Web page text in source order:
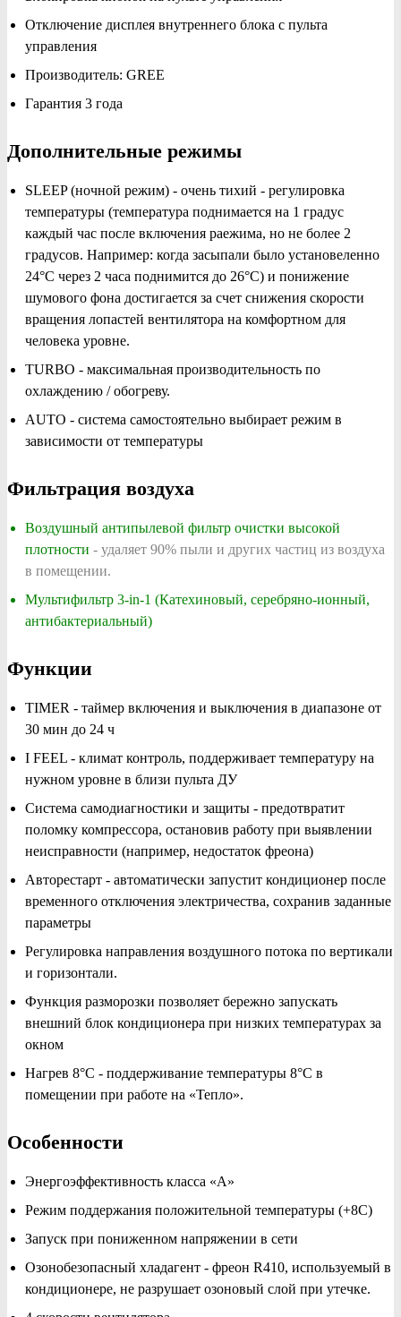
Отключение дисплея внутреннего блока с пульта
управления
Производитель: GREE
Гарантия 3 года
Дополнительные режимы
SLEEP (ночной режим) - очень тихий - регулировка
температуры (температура поднимается на 1 градус
каждый час после включения раежима, но не более 2
градусов. Например: когда засыпали было установеленно
24°C через 2 часа поднимится до 26°C) и понижение
шумового фона достигается за счет снижения скорости
вращения лопастей вентилятора на комфортном для
человека уровне.
TURBO - максимальная производительность по
охлаждению / обогреву.
AUTO - система самостоятельно выбирает режим в
зависимости от температуры
Фильтрация воздуха
Воздушный антипылевой фильтр очистки высокой
плотности - удаляет 90% пыли и других частиц из воздуха
в помещении.
Мультифильтр 3-in-1 (Катехиновый, серебряно-ионный,
антибактериальный)
Функции
TIMER - таймер включения и выключения в диапазоне от
30 мин до 24 ч
I FEEL - климат контроль, поддерживает температуру на
нужном уровне в близи пульта ДУ
Система самодиагностики и защиты - предотвратит
поломку компрессора, остановив работу при выявлении
неисправности (например, недостаток фреона)
Авторестарт - автоматически запустит кондиционер после
временного отключения электричества, сохранив заданные
параметры
Регулировка направления воздушного потока по вертикали
и горизонтали.
Функция разморозки позволяет бережно запускать
внешний блок кондиционера при низких температурах за
окном
Нагрев 8°C - поддерживание температуры 8°C в
помещении при работе на «Тепло».
Особенности
Энергоэффективность класса «А»
Режим поддержания положительной температуры (+8С)
Запуск при пониженном напряжении в сети
Озонобезопасный хладагент - фреон R410, используемый в
кондиционере, не разрушает озоновый слой при утечке.